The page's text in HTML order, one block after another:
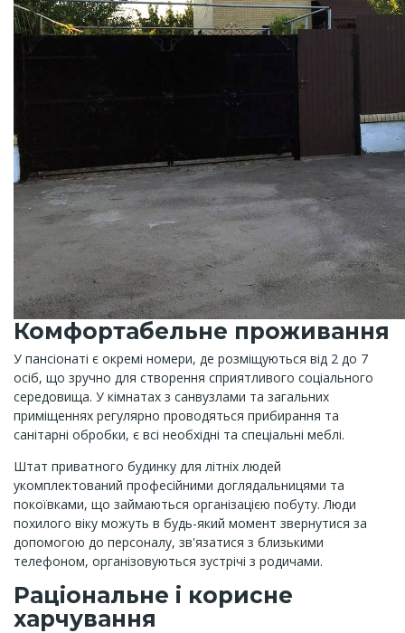
Комфортабельне проживання
У пансіонаті є окремі номери, де розміщуються від 2 до 7
осіб, що зручно для створення сприятливого соціального
середовища. У кімнатах з санвузлами та загальних
приміщеннях регулярно проводяться прибирання та
санітарні обробки, є всі необхідні та спеціальні меблі.
Штат приватного будинку для літніх людей
укомплектований професійними доглядальницями та
покоївками, що займаються організацією побуту. Люди
похилого віку можуть в будь-який момент звернутися за
допомогою до персоналу, зв'язатися з близькими
телефоном, організовуються зустрічі з родичами.
Раціональне і корисне
харчування